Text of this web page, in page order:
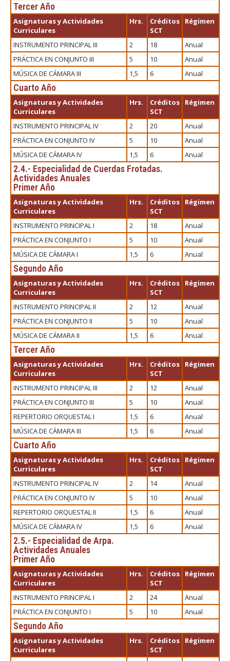
Tercer Año
Asignaturas y Actividades
Curriculares
Hrs.
Créditos
SCT
Régimen
INSTRUMENTO PRINCIPAL III 2 18
Anual
PRÁCTICA EN CONJUNTO III
5 10
Anual
MÚSICA DE CÁMARA III
1,5 6 Anual
Cuarto Año
Asignaturas y Actividades
Curriculares
Hrs.
Créditos
SCT
Régimen
INSTRUMENTO PRINCIPAL IV 2 20
Anual
PRÁCTICA EN CONJUNTO IV
5 10
Anual
MÚSICA DE CÁMARA IV
1,5 6 Anual
2.4.- Especialidad de Cuerdas Frotadas.
Actividades Anuales
Primer Año
Asignaturas y Actividades
Curriculares
Hrs.
Créditos
SCT
Régimen
INSTRUMENTO PRINCIPAL I 2 18
Anual
PRÁCTICA EN CONJUNTO I
5 10
Anual
MÚSICA DE CÁMARA I
1,5 6 Anual
Segundo Año
Asignaturas y Actividades
Curriculares
Hrs.
Créditos
SCT
Régimen
INSTRUMENTO PRINCIPAL II 2 12
Anual
PRÁCTICA EN CONJUNTO II
5 10
Anual
MÚSICA DE CÁMARA II
1,5 6 Anual
Tercer Año
Asignaturas y Actividades
Curriculares
Hrs.
Créditos
SCT
Régimen
INSTRUMENTO PRINCIPAL III 2 12
Anual
PRÁCTICA EN CONJUNTO III
5 10
Anual
REPERTORIO ORQUESTAL I
1,5 6
Anual
MÚSICA DE CÁMARA III
1,5 6 Anual
Cuarto Año
Asignaturas y Actividades
Curriculares
Hrs.
Créditos
SCT
Régimen
INSTRUMENTO PRINCIPAL IV 2 14
Anual
PRÁCTICA EN CONJUNTO IV
5 10
Anual
REPERTORIO ORQUESTAL II
1,5 6
Anual
MÚSICA DE CÁMARA IV
1,5 6 Anual
2.5.- Especialidad de Arpa.
Actividades Anuales
Primer Año
Asignaturas y Actividades
Curriculares
Hrs.
Créditos
SCT
Régimen
INSTRUMENTO PRINCIPAL I 2 24
Anual
PRÁCTICA EN CONJUNTO I
5 10 Anual
Segundo Año
Asignaturas y Actividades
Curriculares
Hrs.
Créditos
SCT
Régimen